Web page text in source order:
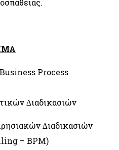
Process
∆ιαδικασιών
∆ιαδικασιών
– BPM)